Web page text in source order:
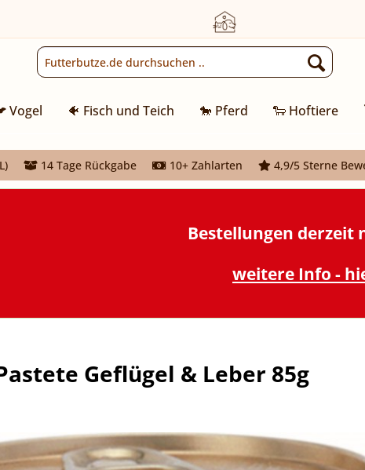
Vogel 🐠 Fisch und Teich 🐎 Pferd 🐑 Hoftiere
14 Tage Rückgabe 10+ Zahlarten 4,9/5 Sterne
Bestellungen derzeit
weitere Info -
Geflügel & Leber 85g